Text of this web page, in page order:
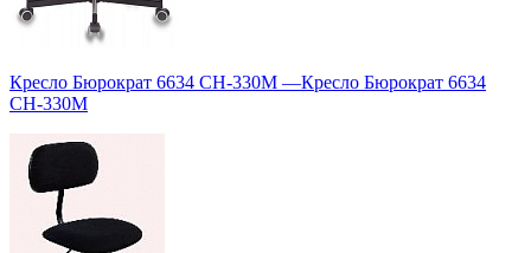
Кресло Бюрократ 6634 CH-330M —Кресло Бюрократ 6634
CH-330M